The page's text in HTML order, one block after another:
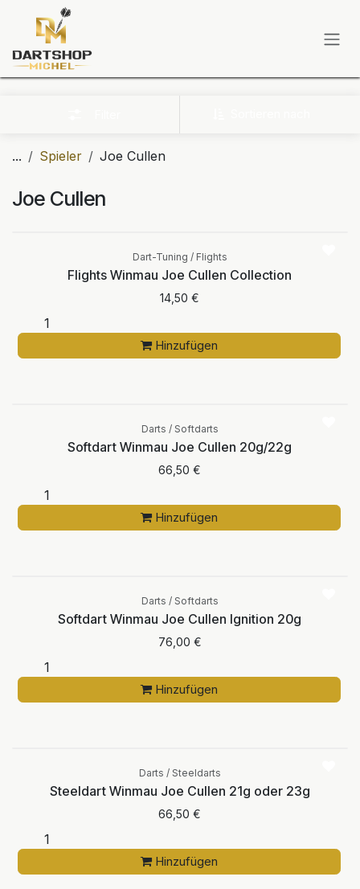
Zum Inhalt springen
... Spieler Joe Cullen
Joe Cullen
Dart-Tuning / Flights
Flights Winmau Joe Cullen Collection
14,50 €
Hinzufügen
Darts / Softdarts
Softdart Winmau Joe Cullen 20g/22g
66,50 €
Hinzufügen
Darts / Softdarts
Softdart Winmau Joe Cullen Ignition 20g
76,00 €
Hinzufügen
Darts / Steeldarts
Steeldart Winmau Joe Cullen 21g oder 23g
66,50 €
Hinzufügen